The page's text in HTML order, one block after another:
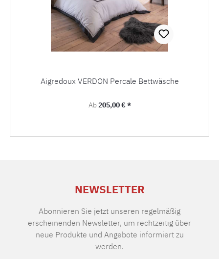
Aigredoux VERDON Percale Bettwäsche
Regulärer Preis:
Ab205,00 € *
NEWSLETTER
Abonnieren Sie jetzt unseren regelmäßig
erscheinenden Newsletter, um rechtzeitig über
neue Produkte und Angebote informiert zu
werden.